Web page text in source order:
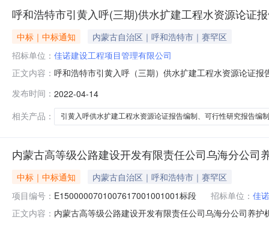
呼和浩特市引黄入呼(三期)供水扩建工程水资源论证
中标｜中标通知
内蒙古自治区｜呼和浩特市｜赛罕区
招标单位： 佳诺建设工程项目管理有限公司
正文内容： 呼和浩特市引黄入呼（三期）供水扩建工程水资源论证
内蒙古自治区呼和浩特市新城区兴安北路158号3审核批
发布时间： 2022-04-14
相关产品：
引黄入呼供水扩建工程水资源论证报告编制、可行性研究报告编制
内蒙古高等级公路建设开发有限责任公司乌海分公
中标｜中标通知
内蒙古自治区｜呼和浩特市｜赛罕区
项目编号： E1500000701007617001001001标段 招标单位： 佳
正文内容： 内蒙古高等级公路建设开发有限责任公司乌海分公司养